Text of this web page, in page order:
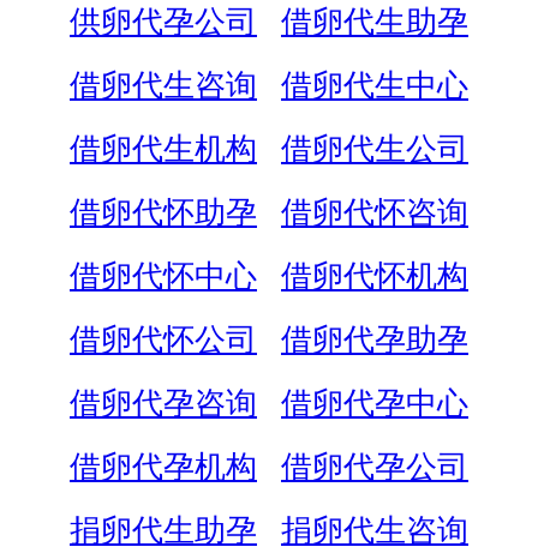
供卵代孕公司
借卵代生助孕
借卵代生咨询
借卵代生中心
借卵代生机构
借卵代生公司
借卵代怀助孕
借卵代怀咨询
借卵代怀中心
借卵代怀机构
借卵代怀公司
借卵代孕助孕
借卵代孕咨询
借卵代孕中心
借卵代孕机构
借卵代孕公司
捐卵代生助孕
捐卵代生咨询